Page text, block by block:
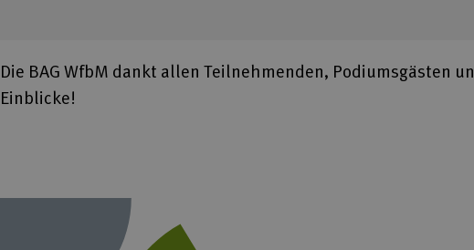
Die BAG WfbM dankt allen Teilnehmenden, Podiumsgästen
Einblicke!